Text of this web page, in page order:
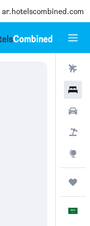
ar.hotelscombined.com